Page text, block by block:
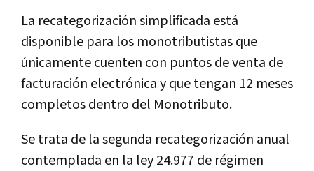
La recategorización simplificada está
disponible para los monotributistas que
únicamente cuenten con puntos de venta de
facturación electrónica y que tengan 12 meses
completos dentro del Monotributo.
Se trata de la segunda recategorización anual
contemplada en la ley 24.977 de régimen